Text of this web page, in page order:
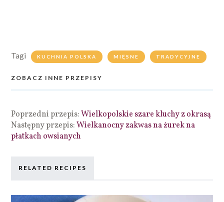
Tagi KUCHNIA POLSKA MIĘSNE TRADYCYJNE
ZOBACZ INNE PRZEPISY
Poprzedni przepis:Wielkopolskie szare kluchy z okrasą
Następny przepis:Wielkanocny zakwas na żurek na
płatkach owsianych
RELATED RECIPES